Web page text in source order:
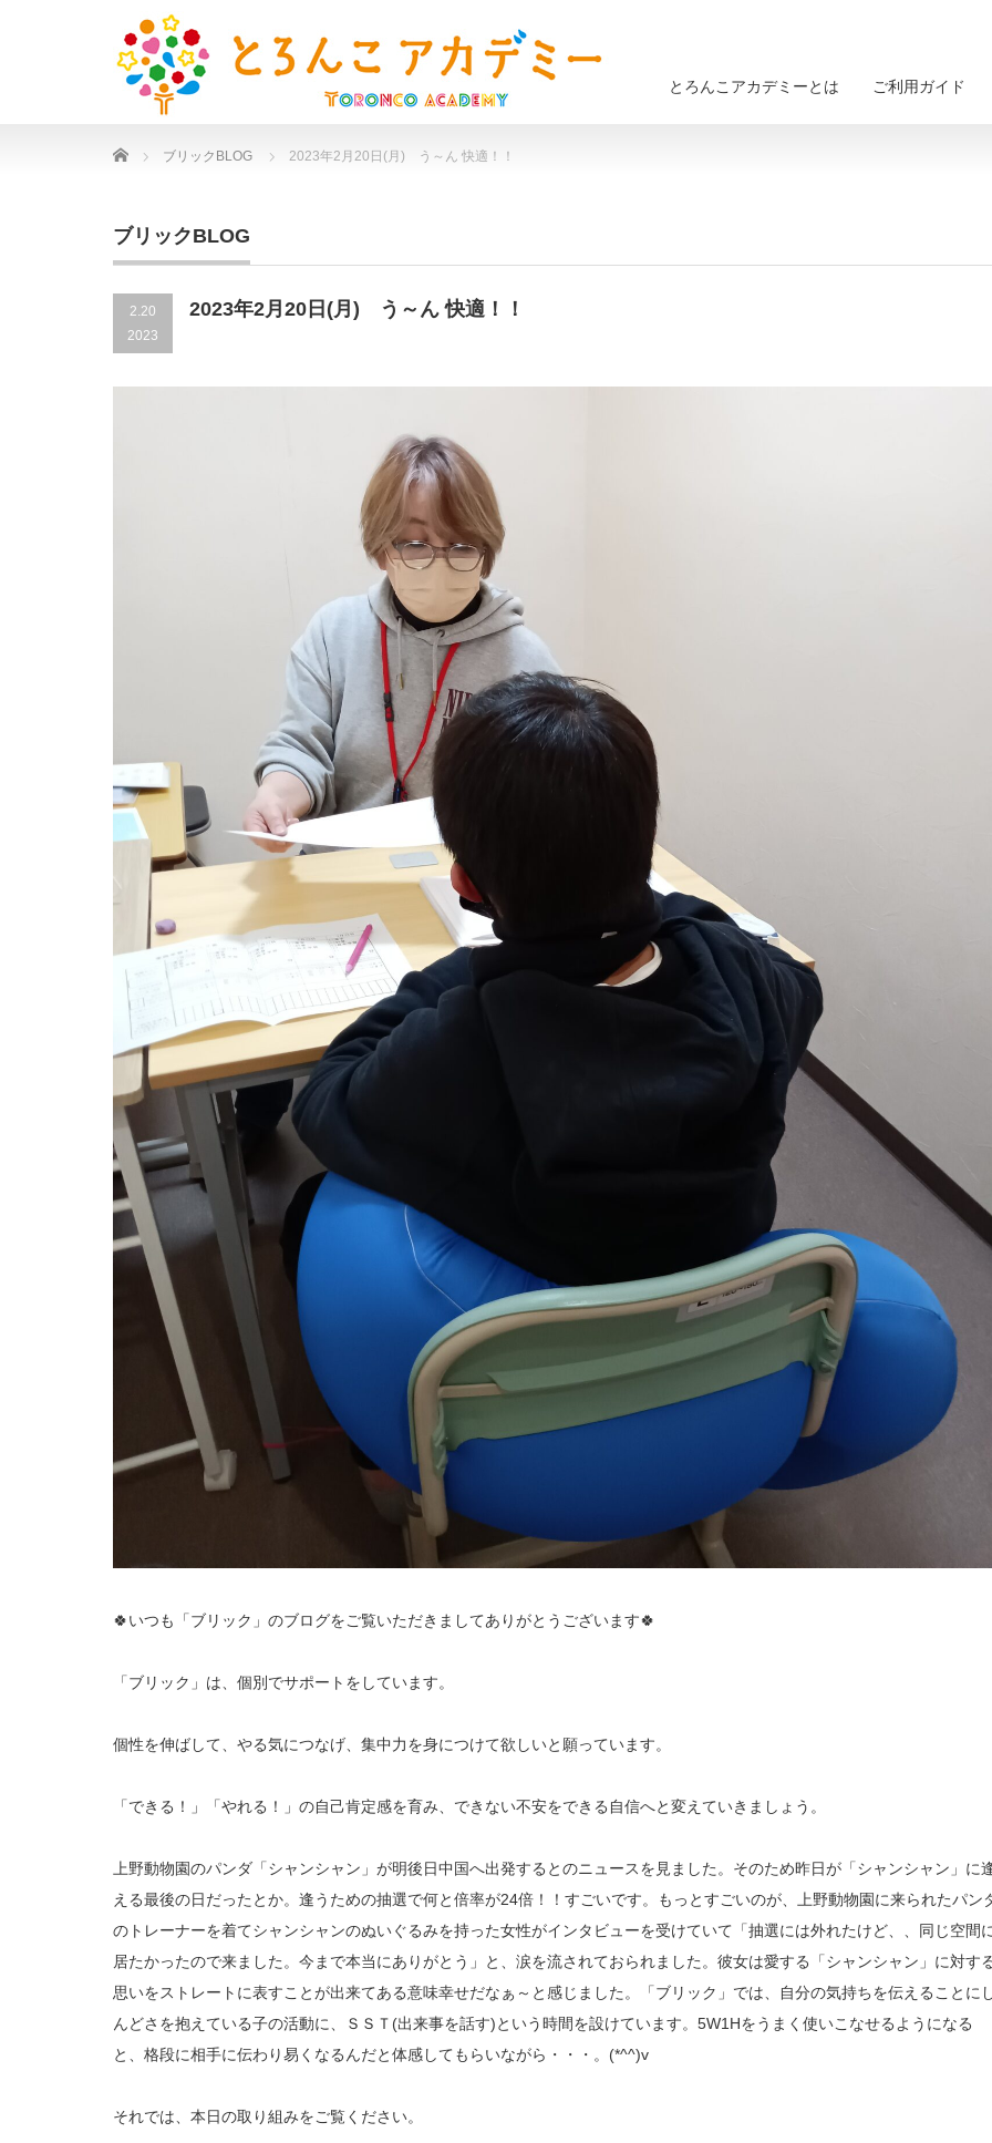
とろんこアカデミーとは ご利用ガイド
Home ブリックBLOG 2023年2月20日(月) う～ん 快適！！
ブリックBLOG
2.20
2023
2023年2月20日(月) う～ん 快適！！
🍀いつも「ブリック」のブログをご覧いただきましてありがとうございます🍀
「ブリック」は、個別でサポートをしています。
個性を伸ばして、やる気につなげ、集中力を身につけて欲しいと願っています。
「できる！」「やれる！」の自己肯定感を育み、できない不安をできる自信へと変えていきましょう。
上野動物園のパンダ「シャンシャン」が明後日中国へ出発するとのニュースを見ました。そのため昨日が「シャンシャン」に
える最後の日だったとか。逢うための抽選で何と倍率が24倍！！すごいです。もっとすごいのが、上野動物園に来られたパン
のトレーナーを着てシャンシャンのぬいぐるみを持った女性がインタビューを受けていて「抽選には外れたけど、、同じ空間
居たかったので来ました。今まで本当にありがとう」と、涙を流されておられました。彼女は愛する「シャンシャン」に対す
思いをストレートに表すことが出来てある意味幸せだなぁ～と感じました。「ブリック」では、自分の気持ちを伝えることに
んどさを抱えている子の活動に、ＳＳＴ(出来事を話す)という時間を設けています。5W1Hをうまく使いこなせるようになる
と、格段に相手に伝わり易くなるんだと体感してもらいながら・・・。(*^^)v
それでは、本日の取り組みをご覧ください。